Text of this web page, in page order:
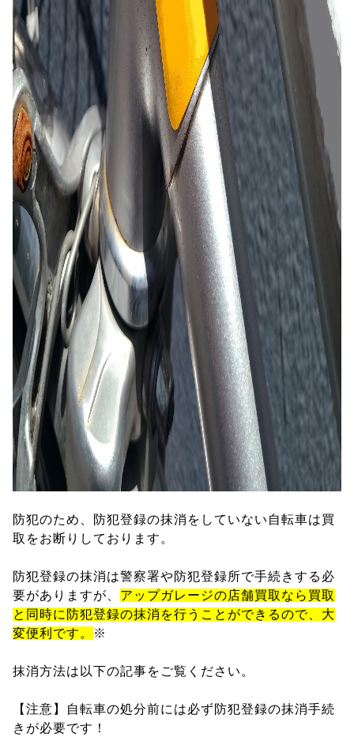
防犯のため、防犯登録の抹消をしていない自転車は買
取をお断りしております。
防犯登録の抹消は警察署や防犯登録所で手続きする必
要がありますが、 アップガレージの店舗買取なら買取
と同時に防犯登録の抹消を行うことができるので、大
変便利です。
※
抹消方法は以下の記事をご覧ください。
【注意】自転車の処分前には必ず防犯登録の抹消手続
きが必要です！